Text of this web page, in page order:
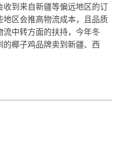
到来自新疆等偏远地区的订
区会推高物流成本，且品质
中转方面的扶持，今年冬
椰子鸡品牌卖到新疆、西